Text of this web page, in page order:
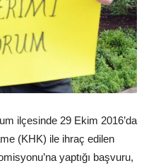
ilçesinde 29 Ekim 2016’da
(KHK) ile ihraç edilen
yaptığı başvuru,